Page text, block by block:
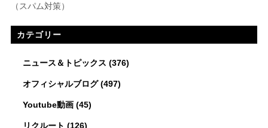
（スパム対策）
カテゴリー
ニュース＆トピックス (376)
オフィシャルブログ(497)
Youtube動画(45)
リクルート (126)